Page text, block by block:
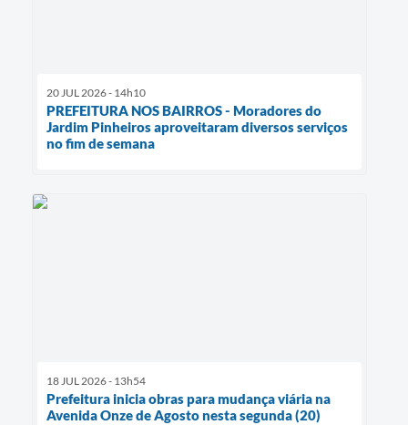
20 JUL 2026 - 14h10
PREFEITURA NOS BAIRROS - Moradores do
Jardim Pinheiros aproveitaram diversos serviços
no fim de semana
18 JUL 2026 - 13h54
Prefeitura inicia obras para mudança viária na
Avenida Onze de Agosto nesta segunda (20)